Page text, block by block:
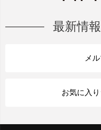
最新情
メ
お気に入